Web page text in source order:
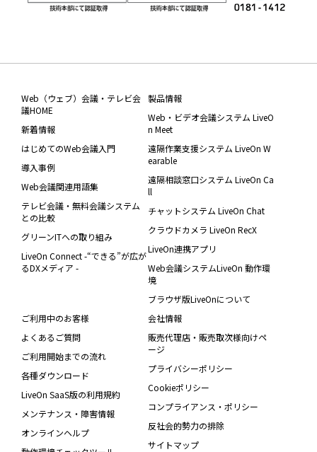
Web（ウェブ）会議・テレビ会
議HOME
新着情報
はじめてのWeb会議入門
導入事例
Web会議関連用語集
テレビ会議・無料会議システム
との比較
グリーンITへの取り組み
LiveOn Connect -“できる”が広が
るDXメディア -
製品情報
Web・ビデオ会議システム LiveO
n Meet
遠隔作業支援システム LiveOn W
earable
遠隔相談窓口システム LiveOn Ca
ll
チャットシステム LiveOn Chat
クラウドカメラ LiveOn RecX
LiveOn連携アプリ
Web会議システムLiveOn 動作環
境
ブラウザ版LiveOnについて
ご利用中のお客様
よくあるご質問
ご利用開始までの流れ
各種ダウンロード
LiveOn SaaS版の利用規約
メンテナンス・障害情報
オンラインヘルプ
会社情報
販売代理店・販売取次様向けペ
ージ
プライバシーポリシー
Cookieポリシー
コンプライアンス・ポリシー
反社会的勢力の排除
サイトマップ